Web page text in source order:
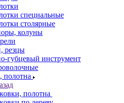
специальные
столярные
колуны
резцы
губцевый инструмент
полотна